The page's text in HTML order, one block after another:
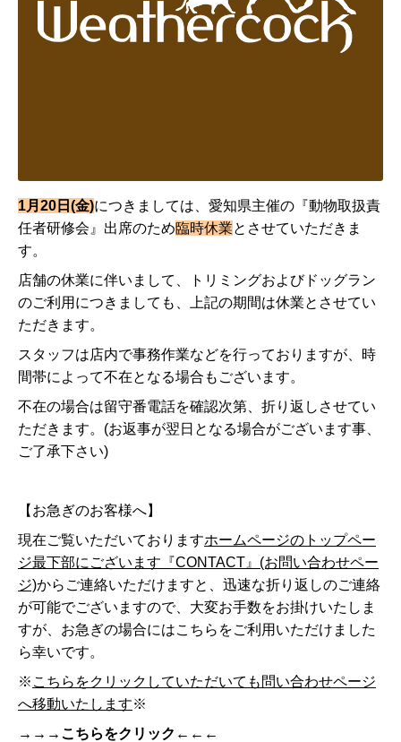
1月20日(金)につきましては、愛知県主催の『動物取扱責
任者研修会』出席のため臨時休業とさせていただきま
す。
店舗の休業に伴いまして、トリミングおよびドッグラン
のご利用につきましても、上記の期間は休業とさせてい
ただきます。
スタッフは店内で事務作業などを行っておりますが、時
間帯によって不在となる場合もございます。
不在の場合は留守番電話を確認次第、折り返しさせてい
ただきます。(お返事が翌日となる場合がございます事、
ご了承下さい)
【お急ぎのお客様へ】
現在ご覧いただいておりますホームページのトップペー
ジ最下部にございます『CONTACT』(お問い合わせペー
ジ)からご連絡いただけますと、迅速な折り返しのご連絡
が可能でございますので、大変お手数をお掛けいたしま
すが、お急ぎの場合にはこちらをご利用いただけました
ら幸いです。
※ こちらをクリックしていただいても問い合わせページ
へ移動いたします※
→→→こちらをクリック←←←